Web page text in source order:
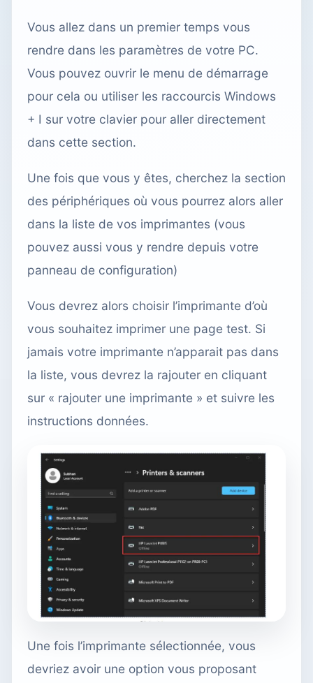
Vous allez dans un premier temps vous
rendre dans les paramètres de votre PC.
Vous pouvez ouvrir le menu de démarrage
pour cela ou utiliser les raccourcis Windows
+ I sur votre clavier pour aller directement
dans cette section.
Une fois que vous y êtes, cherchez la section
des périphériques où vous pourrez alors aller
dans la liste de vos imprimantes (vous
pouvez aussi vous y rendre depuis votre
panneau de configuration)
Vous devrez alors choisir l’imprimante d’où
vous souhaitez imprimer une page test. Si
jamais votre imprimante n’apparait pas dans
la liste, vous devrez la rajouter en cliquant
sur « rajouter une imprimante » et suivre les
instructions données.
Une fois l’imprimante sélectionnée, vous
devriez avoir une option vous proposant